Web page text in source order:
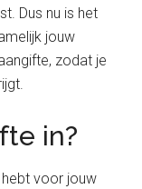
Dus nu is het
jouw
zodat je
in?
voor jouw